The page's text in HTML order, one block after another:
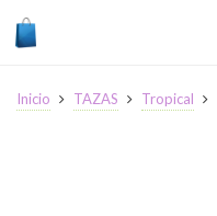
Inicio TAZAS Tropical